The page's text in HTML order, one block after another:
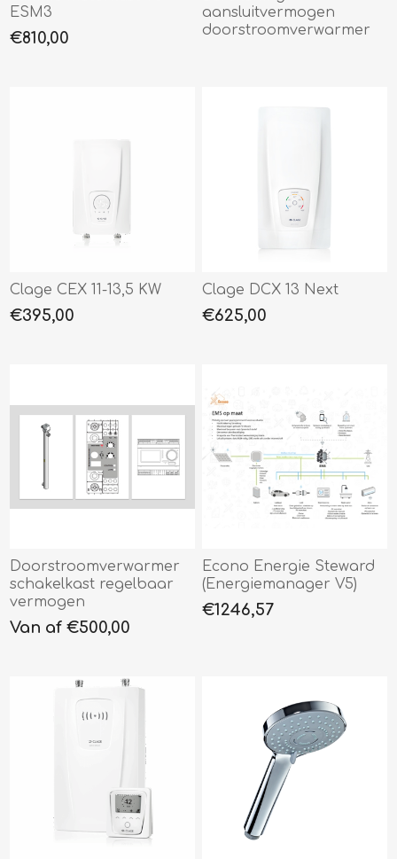
ESM3
€810,00
aansluitvermogen
doorstroomverwarmer
Clage CEX 11-13,5 KW
€395,00
Clage DCX 13 Next
€625,00
Doorstroomverwarmer
schakelkast regelbaar
vermogen
Van af €500,00
Econo Energie Steward
(Energiemanager V5)
€1246,57